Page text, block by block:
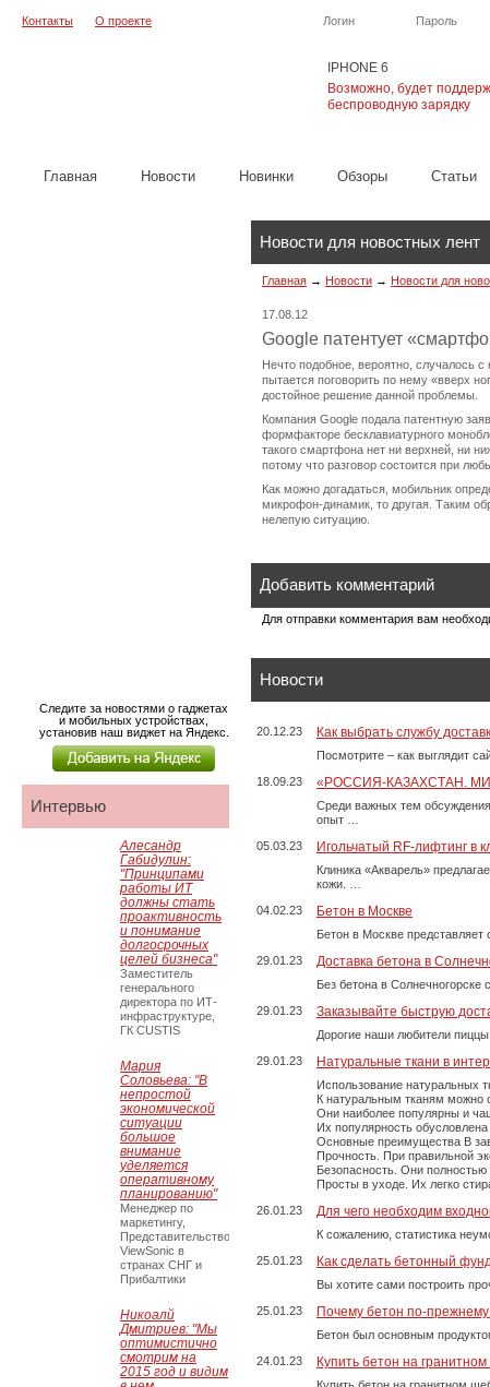
IPHONE 6
Возможно, будет
беспроводную зарядку
Логин Пароль
Контакты О проекте
Главная Новости Новинки Обзоры Cтатьи
Новости для новостных лент
Главная → Новости → Новости для
17.08.12
Google патентует
Нечто подобное, вероятно, случалось
пытается поговорить по нему «вверх
достойное решение данной проблемы.
Компания Google подала патентную
формфакторе бесклавиатурного
такого смартфона нет ни верхней, ни
потому что разговор состоится при
Как можно догадаться, мобильник
микрофон-динамик, то другая. Таким
нелепую ситуацию.
Добавить комментарий
Для отправки комментария вам
Новости
20.12.23 Как выбрать службу
Посмотрите – как выглядит
18.09.23
«РОССИЯ-КАЗАХСТАН.
Среди важных тем
опыт …
05.03.23
Игольчатый RF-лифтинг в
Клиника «Акварель»
кожи. …
04.02.23
Бетон в Москве
Бетон в Москве
29.01.23
Доставка бетона в
Без бетона в Солнечногорске
29.01.23
Заказывайте быструю
Дорогие наши любители
29.01.23
Натуральные ткани в
Использование натуральных
К натуральным тканям можно
Они наиболее популярны и
Их популярность
Основные преимущества В
Прочность. При правильной
Безопасность. Они
Просты в уходе. Их легко
26.01.23
Для чего необходим
К сожалению, статистика
25.01.23
Как сделать бетонный
Вы хотите сами построить
25.01.23
Почему бетон по-
Бетон был основным
24.01.23
Купить бетон на
Следите за новостями о гаджетах
и мобильных устройствах,
установив наш виджет на Яндекс.
Интервью
Алесандр
Габидулин:
"Принципами
работы ИТ
должны стать
проактивность
и понимание
долгосрочных
целей бизнеса"
Заместитель
генерального
директора по ИТ-
инфраструктуре,
ГК CUSTIS
Мария
Соловьева: "В
непростой
экономической
ситуации
большое
внимание
уделяется
оперативному
планированию"
Менеджер по
маркетингу,
Представительство
ViewSonic в
странах СНГ и
Прибалтики
Никоалй
Дмитриев: "Мы
оптимистично
смотрим на
2015 год и видим